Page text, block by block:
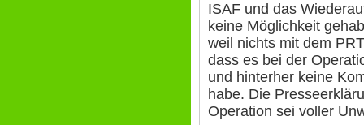
ISAF und das
keine Möglichkeit
weil nichts mit dem
dass es bei der
und hinterher keine
habe. Die
Operation sei voller